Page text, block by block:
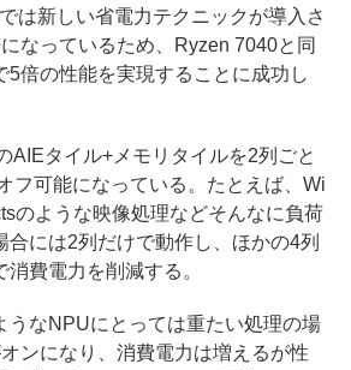
は新しい省電力テクニックが導入さ
なっているため、Ryzen 7040と同
5倍の性能を実現することに成功し
タイル+メモリタイルを2列ごと
フ可能になっている。たとえば、Wi
のような映像処理などそんなに負荷
合には2列だけで動作し、ほかの4列
費電力を削減する。
なNPUにとっては重たい処理の場
ンになり、消費電力は増えるが性